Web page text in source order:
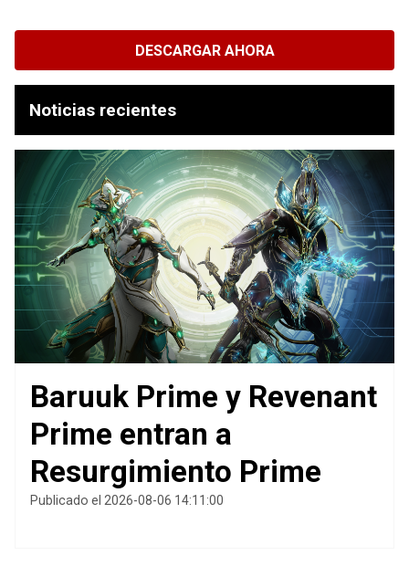
DESCARGAR AHORA
Noticias recientes
Baruuk Prime y Revenant
Prime entran a
Resurgimiento Prime
Publicado el 2026-08-06 14:11:00